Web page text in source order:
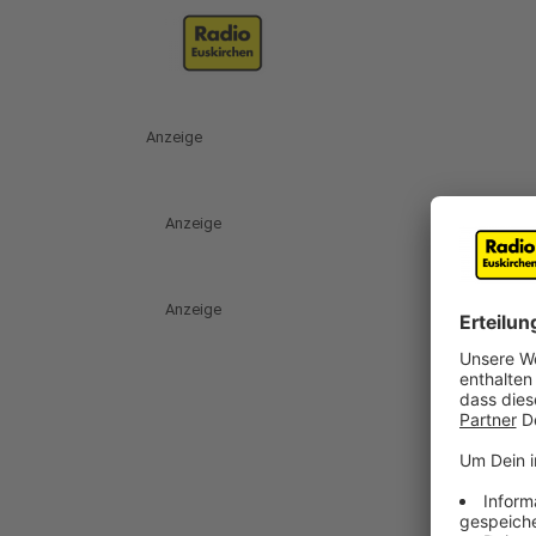
Anzeige
Anzeige
Anzeige